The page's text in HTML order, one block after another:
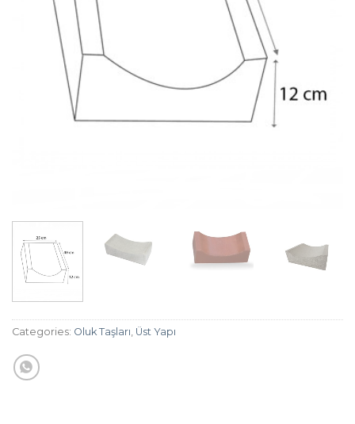
Categories: Oluk Taşları, Üst Yapı